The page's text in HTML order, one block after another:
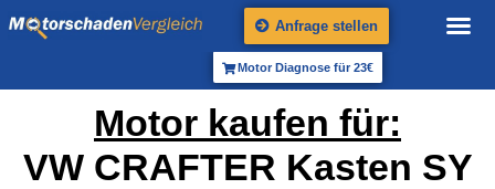
Anfrage stellen
Motor Diagnose für 23€
Motor kaufen für:
VW CRAFTER Kasten SY